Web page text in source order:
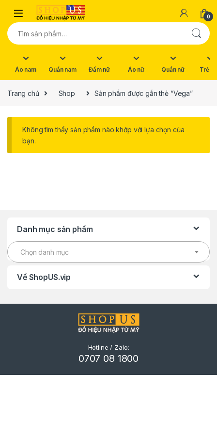
Skip to navigation
Skip to content
0
Tìm kiếm:
Áo nam Quần nam Đầm nữ Áo nữ Quần nữ Trẻ
Trang chủ Shop Sản phẩm được gắn thẻ “Vega”
Không tìm thấy sản phẩm nào khớp với lựa chọn của
bạn.
Danh mục sản phẩm
Chọn danh mục
Về ShopUS.vip
Hotline / Zalo:
0707 08 1800